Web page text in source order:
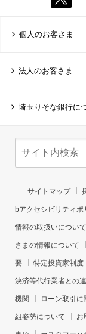
個人のお客さま
法人のお客さま
埼玉りそな銀行に
サイトマップ
bアクセシビリティポ
情報の取扱いについて
さまの情報について
要 特定投資家制度
決済等代行業者との
機関 ローン取引
組姿勢について お